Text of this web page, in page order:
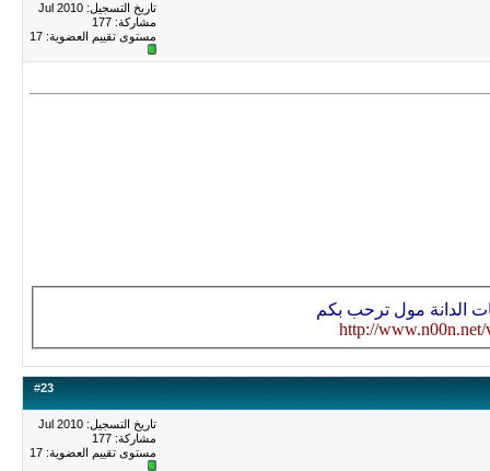
تاريخ التسجيل: Jul 2010
مشاركة: 177
مستوى تقييم العضوية: 17
الدانة مول ترحب بكم
http://www.n00n.net/
#23
تاريخ التسجيل: Jul 2010
مشاركة: 177
مستوى تقييم العضوية: 17